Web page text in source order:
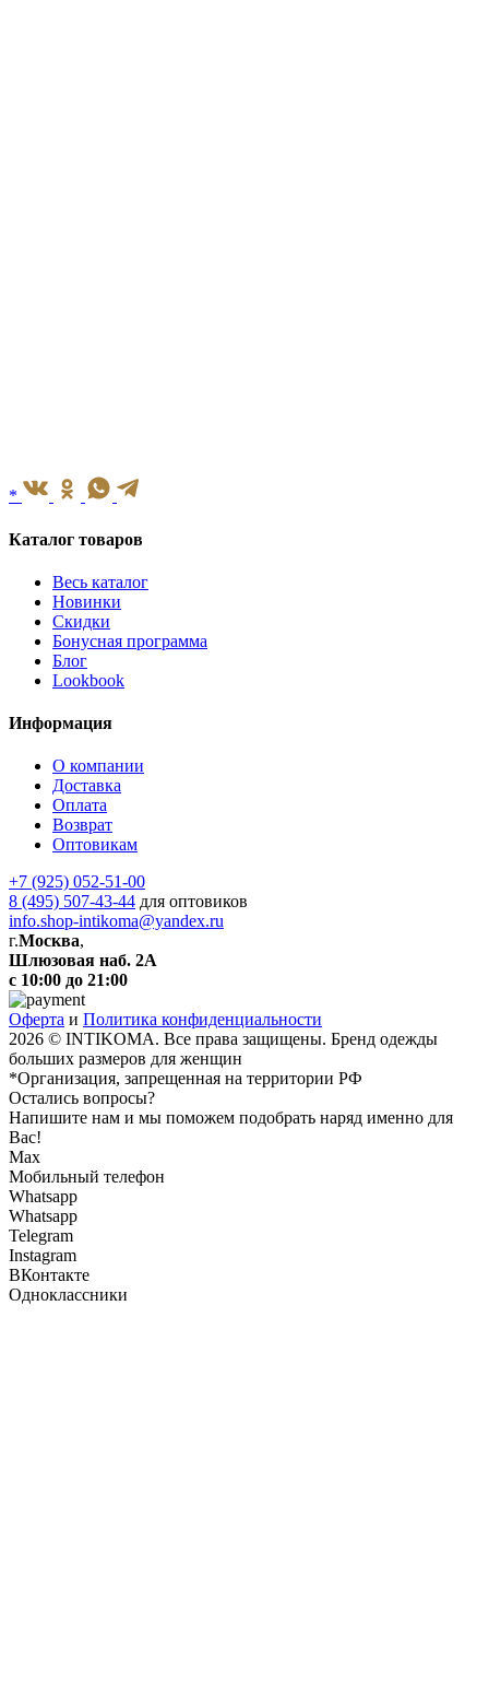
*
Каталог товаров
Весь каталог
Новинки
Скидки
Бонусная программа
Блог
Lookbook
Информация
О компании
Доставка
Оплата
Возврат
Оптовикам
+7 (925) 052-51-00
8 (495) 507-43-44 для оптовиков
info.shop-intikoma@yandex.ru
г.Москва,
Шлюзовая наб. 2А
с 10:00 до 21:00
Оферта и Политика конфиденциальности
2026 © INTIKOMA. Все права защищены. Бренд одежды
больших размеров для женщин
*Организация, запрещенная на территории РФ
Остались вопросы?
Напишите нам и мы поможем подобрать наряд именно для
Вас!
Max
Мобильный телефон
Whatsapp
Whatsapp
Telegram
Instagram
ВКонтакте
Одноклассники